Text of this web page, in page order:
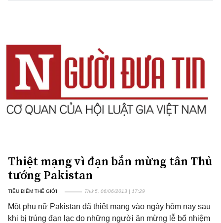
Thiệt mạng vì đạn bắn mừng tân Thủ
tướng Pakistan
TIÊU ĐIỂM THẾ GIỚI Thứ 5, 06/06/2013 | 17:29
Một phụ nữ Pakistan đã thiệt mạng vào ngày hôm nay sau
khi bị trúng đạn lạc do những người ăn mừng lễ bổ nhiệm